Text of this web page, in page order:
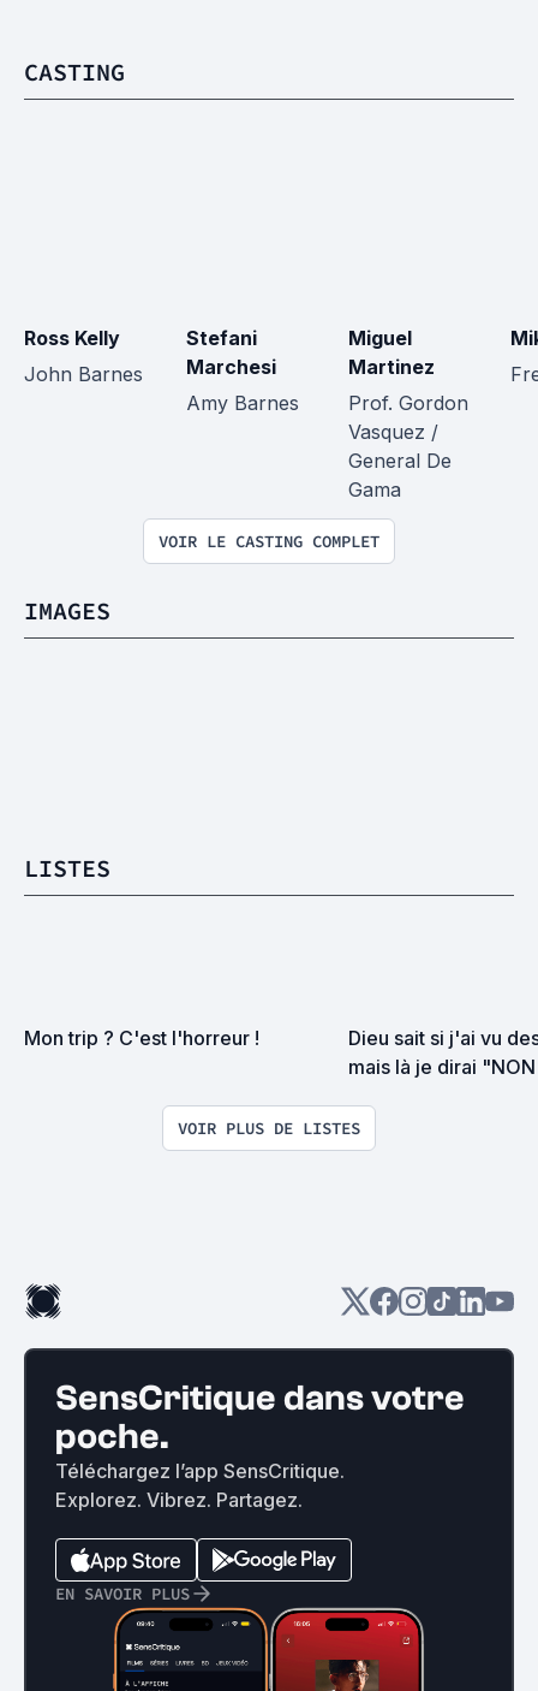
CASTING
Ross Kelly
John Barnes
Stefani
Marchesi
Amy Barnes
Miguel
Martinez
Prof. Gordon
Vasquez /
General De
Gama
VOIR LE CASTING COMPLET
IMAGES
LISTES
Mon trip ? C'est l'horreur !
Dieu sait si j'ai vu
mais là je dirai
VOIR PLUS DE LISTES
SensCritique dans votre
poche.
Téléchargez l’app SensCritique.
Explorez. Vibrez. Partagez.
EN SAVOIR PLUS